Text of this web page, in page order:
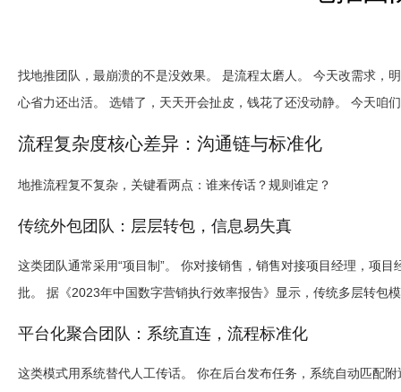
找地推团队，最崩溃的不是没效果。 是流程太磨人。 今天改需求，
心省力还出活。 选错了，天天开会扯皮，钱花了还没动静。 今天咱
流程复杂度核心差异：沟通链与标准化
地推流程复不复杂，关键看两点： 谁来传话？规则谁定？
传统外包团队：层层转包，信息易失真
这类团队通常采用“项目制”。 你对接销售，销售对接项目经理，项
批。 据《2023年中国数字营销执行效率报告》显示，传统多层转包
平台化聚合团队：系统直连，流程标准化
这类模式用系统替代人工传话。 你在后台发布任务，系统自动匹配